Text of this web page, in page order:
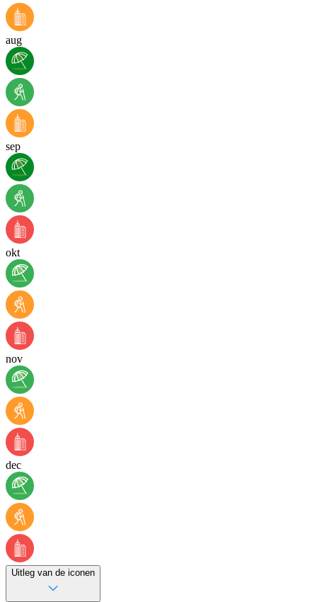
aug
sep
okt
nov
dec
Uitleg van de iconen